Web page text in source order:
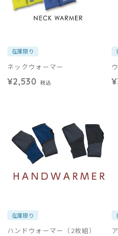
在庫限り
ネックウォーマー
¥2,530 税込
在庫限り
ハンドウォーマー（2枚組）